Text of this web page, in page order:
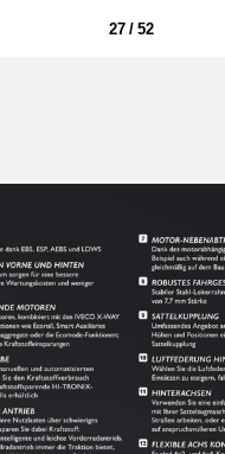
27 / 52